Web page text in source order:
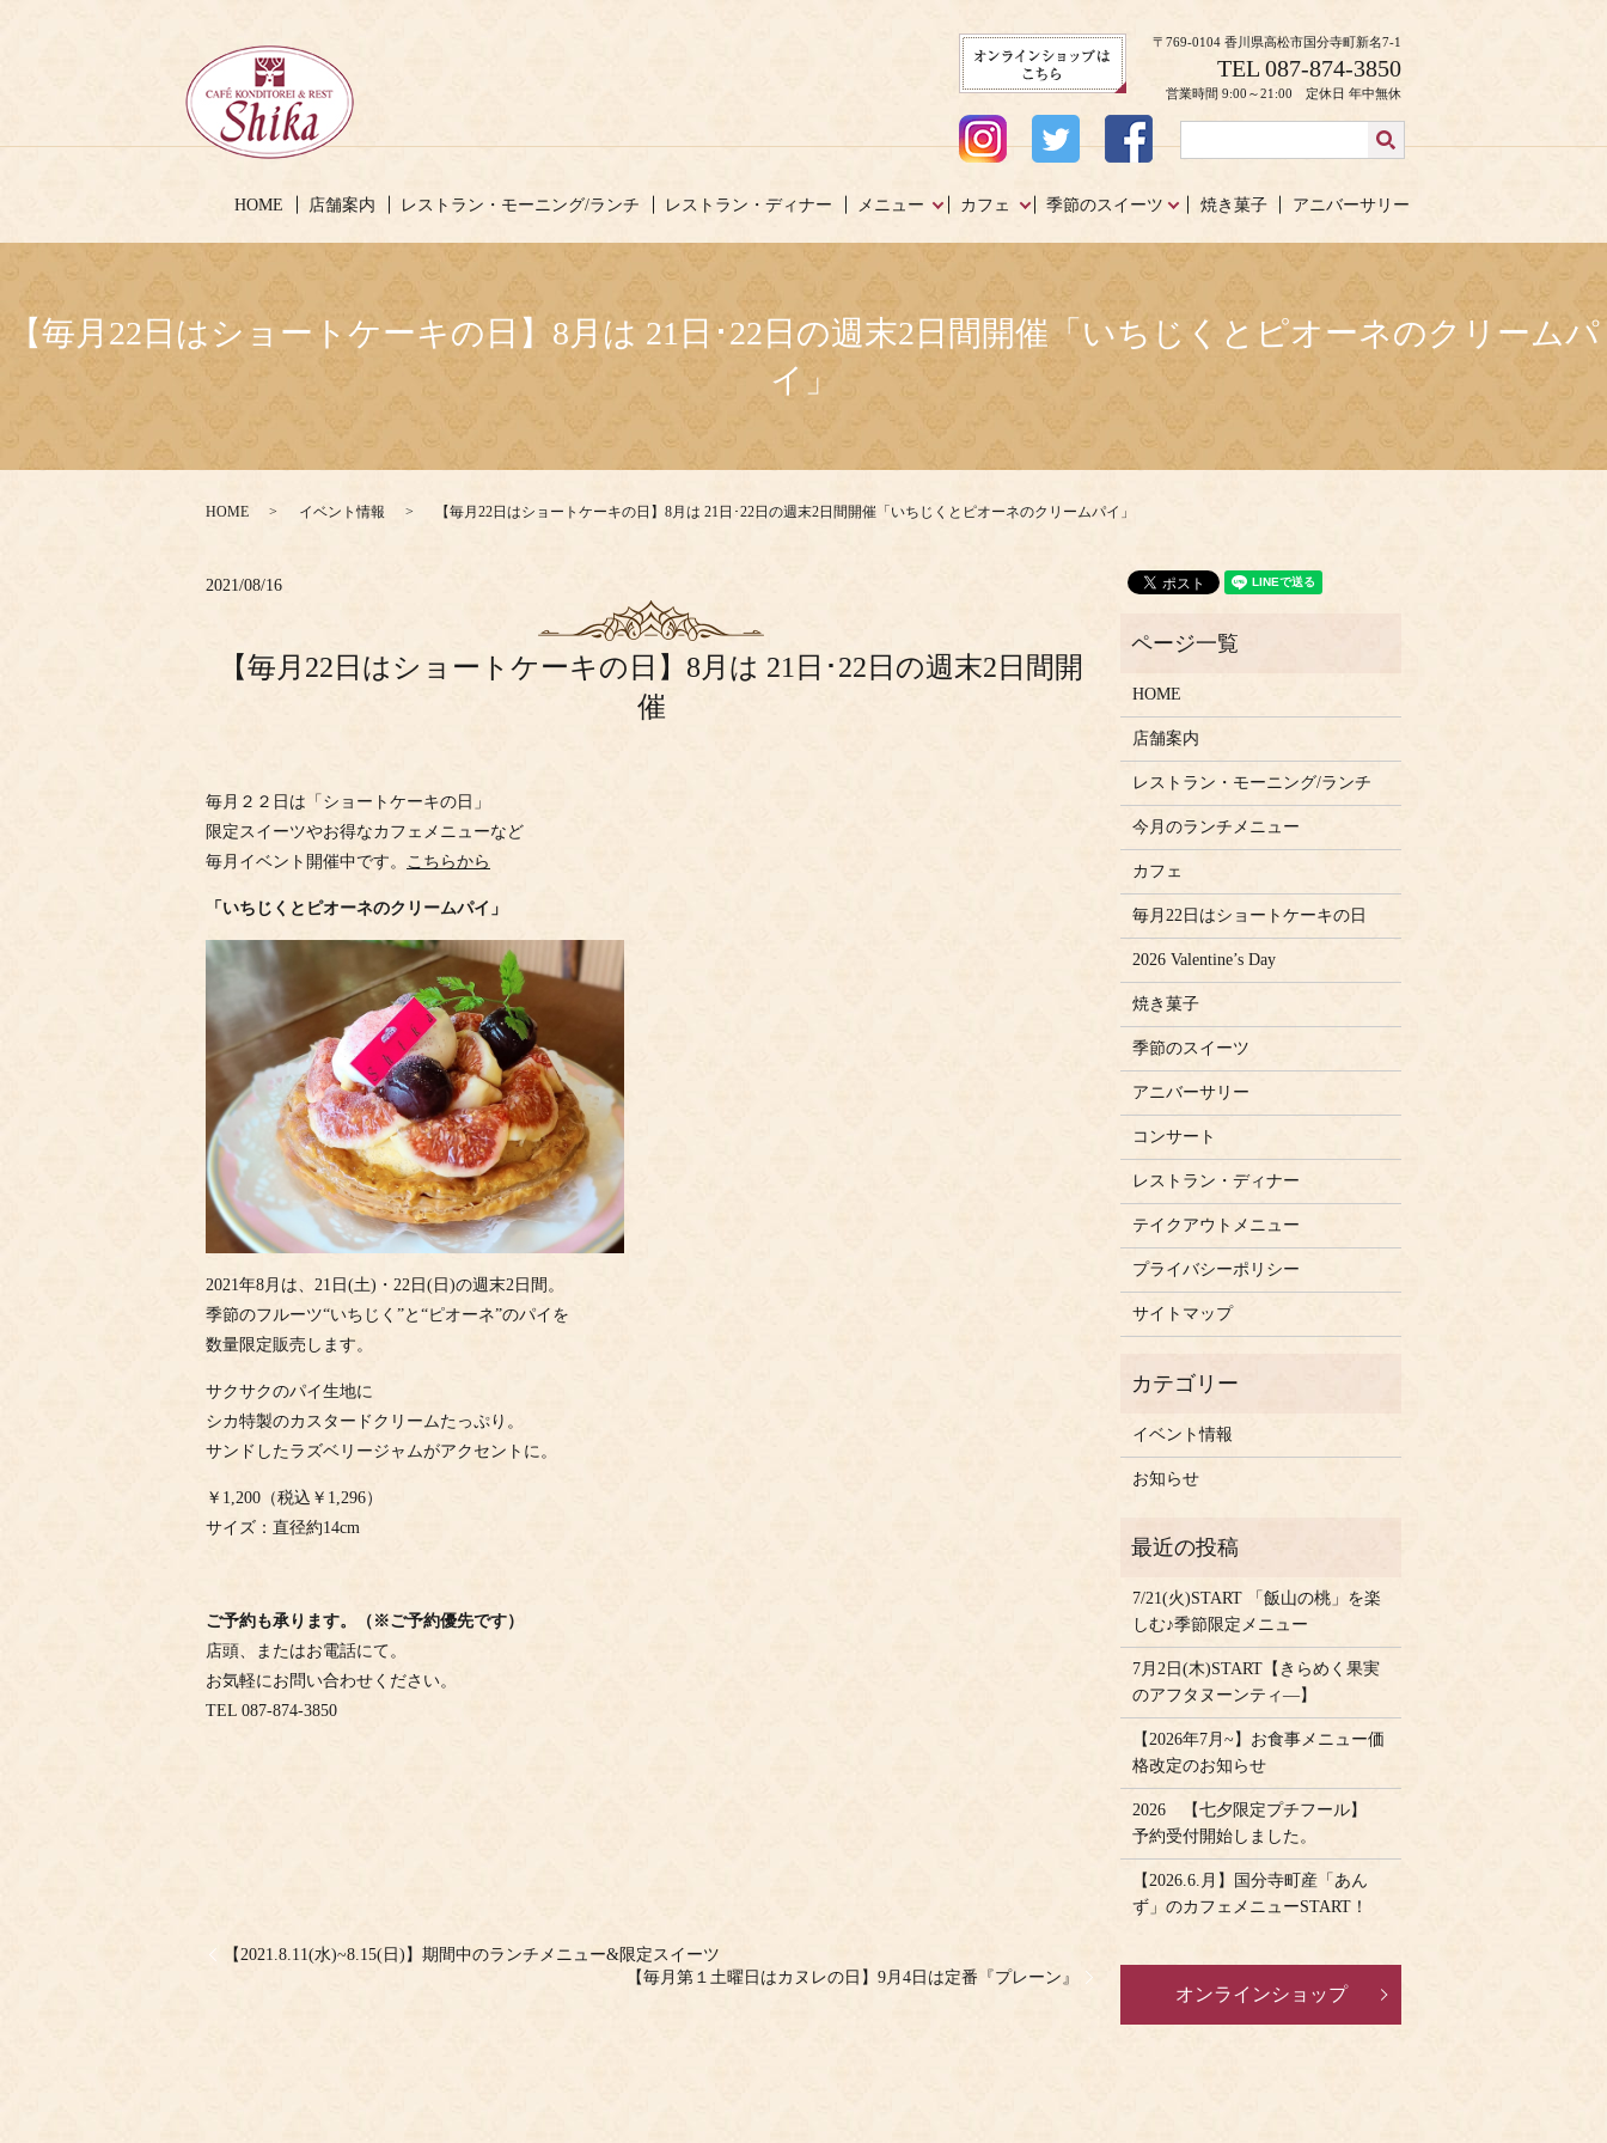
HOME 店舗案内 レストラン・モーニング/ランチ レストラン・ディナー メニュー カフェ 季節のスイーツ 焼き菓子 アニバーサリー
〒769-0104 香川県高松市国分寺町新名7-1
TEL 087-874-3850
営業時間 9:00～21:00 定休日 年中無休
【毎月22日はショートケーキの日】8月は 21日･22日の週末2日間開催「いちじくとピオーネのクリームパ
イ」
HOME イベント情報 【毎月22日はショートケーキの日】8月は 21日･22日の週末2日間開催「いちじくとピオーネのクリームパイ」
2021/08/16
【毎月22日はショートケーキの日】8月は 21日･22日の週末2日間開
催
毎月２２日は「ショートケーキの日」
限定スイーツやお得なカフェメニューなど
毎月イベント開催中です。
こちらから
「いちじくとピオーネのクリームパイ」
2021年8月は、21日(土)・22日(日)の週末2日間。
季節のフルーツ“いちじく”と“ピオーネ”のパイを
数量限定販売します。
サクサクのパイ生地に
シカ特製のカスタードクリームたっぷり。
サンドしたラズベリージャムがアクセントに。
￥1,200（税込￥1,296）
サイズ：直径約14cm
ご予約も承ります。（※ご予約優先です）
店頭、またはお電話にて。
お気軽にお問い合わせください。
TEL 087-874-3850
【2021.8.11(水)~8.15(日)】期間中のランチメニュー&限定スイーツ
【毎月第１土曜日はカヌレの日】9月4日は定番『プレーン』
HOME
店舗案内
レストラン・モーニング/ランチ
今月のランチメニュー
カフェ
毎月22日はショートケーキの日
2026 Valentine’s Day
焼き菓子
季節のスイーツ
アニバーサリー
コンサート
レストラン・ディナー
テイクアウトメニュー
プライバシーポリシー
サイトマップ
イベント情報
お知らせ
7/21(火)START 「飯山の桃」を楽
しむ♪季節限定メニュー
7月2日(木)START【きらめく果実
のアフタヌーンティ―】
【2026年7月~】お食事メニュー価
格改定のお知らせ
2026 【七夕限定プチフール】
予約受付開始しました。
【2026.6.月】国分寺町産「あん
ず」のカフェメニューSTART！
オンラインショップ